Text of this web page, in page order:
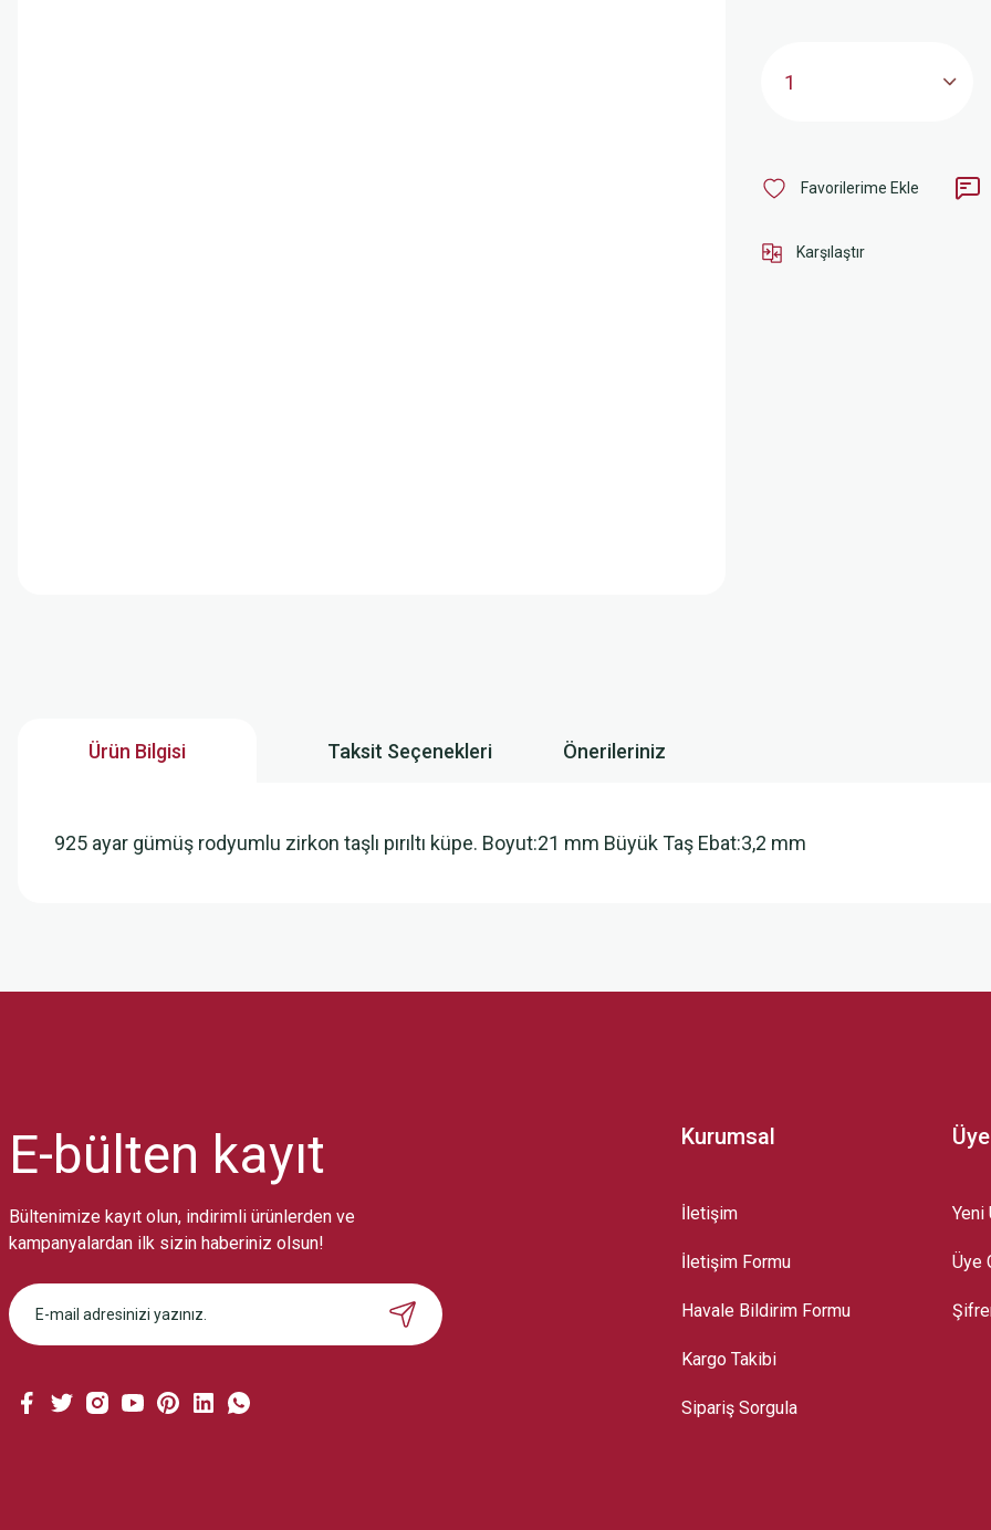
Karşılaştır
Ürün Bilgisi Taksit Seçenekleri Önerileriniz
925 ayar gümüş rodyumlu zirkon taşlı pırıltı küpe. Boyut:21 mm Büyük Taş Ebat:3,2 mm
Bu ürüne benzer farklı alternatifler olmalı.
Gönder
E-bülten kayıt
Bültenimize kayıt olun, indirimli ürünlerden ve
kampanyalardan ilk sizin haberiniz olsun!
Kurumsal
İletişim
İletişim Formu
Havale Bildirim Formu
Kargo Takibi
Sipariş Sorgula
Yeni
Üye